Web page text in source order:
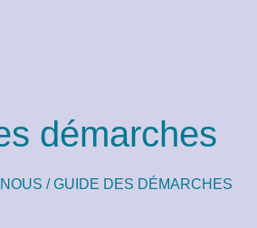
démarches
/GUIDE DES DÉMARCHES